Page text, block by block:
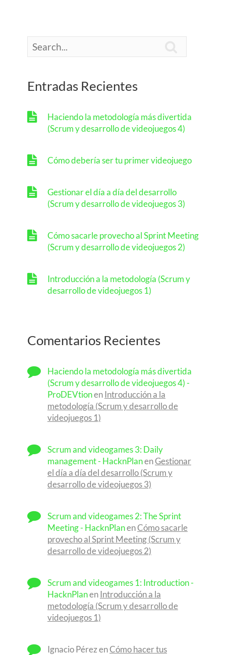
Entradas Recientes
Haciendo la metodología más divertida
(Scrum y desarrollo de videojuegos 4)
Cómo debería ser tu primer videojuego
Gestionar el día a día del desarrollo
(Scrum y desarrollo de videojuegos 3)
Cómo sacarle provecho al Sprint Meeting
(Scrum y desarrollo de videojuegos 2)
Introducción a la metodología (Scrum y
desarrollo de videojuegos 1)
Comentarios Recientes
Haciendo la metodología más divertida
(Scrum y desarrollo de videojuegos 4) -
ProDEVtionenIntroducción a la
metodología (Scrum y desarrollo de
videojuegos 1)
Scrum and videogames 3: Daily
management - HacknPlanenGestionar
el día a día del desarrollo (Scrum y
desarrollo de videojuegos 3)
Scrum and videogames 2: The Sprint
Meeting - HacknPlanenCómo sacarle
provecho al Sprint Meeting (Scrum y
desarrollo de videojuegos 2)
Scrum and videogames 1: Introduction -
HacknPlanenIntroducción a la
metodología (Scrum y desarrollo de
videojuegos 1)
Ignacio PérezenCómo hacer tus